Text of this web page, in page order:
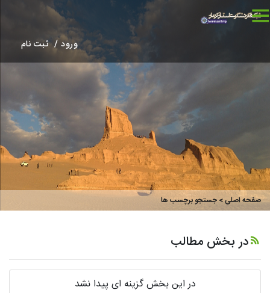
ورود / ثبت نام
صفحه اصلی> جستجو برچسب ها
در بخش مطالب
در این بخش گزینه ای پیدا نشد